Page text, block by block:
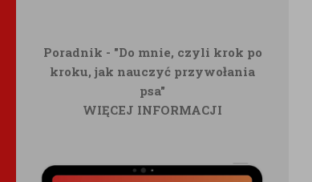
Poradnik - "Do mnie, czyli krok po
kroku, jak nauczyć przywołania
psa"
WIĘCEJ INFORMACJI